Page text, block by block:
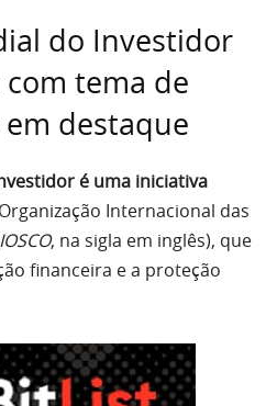
do Investidor
tema de
destaque
é uma iniciativa
Internacional das
IOSCO, na sigla em inglês), que
financeira e a proteção